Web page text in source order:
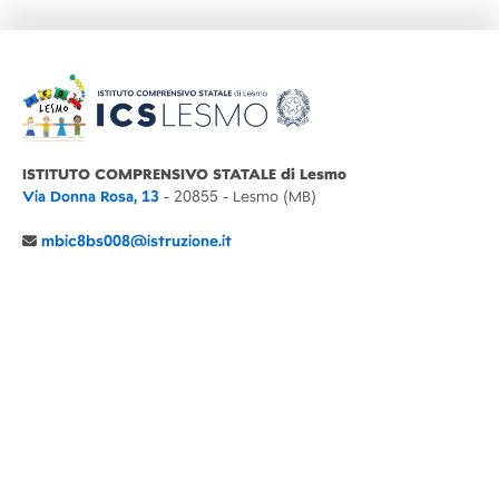
ISTITUTO COMPRENSIVO STATALE di Lesmo
Via Donna Rosa, 13 - 20855 - Lesmo (MB)
mbic8bs008@istruzione.it